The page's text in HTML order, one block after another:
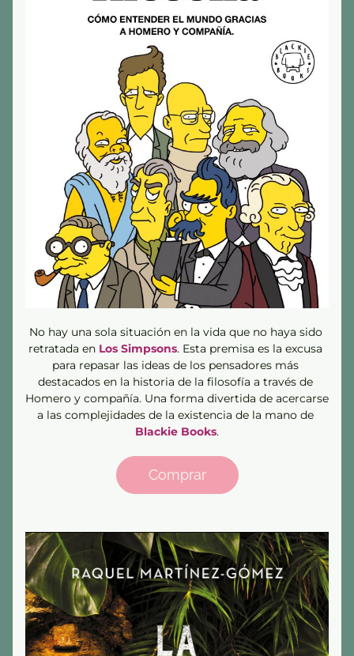
No hay una sola situación en la vida que no haya sido
retratada en Los Simpsons. Esta premisa es la excusa
para repasar las ideas de los pensadores más
destacados en la historia de la filosofía a través de
Homero y compañía. Una forma divertida de acercarse
Blackie Books.
Comprar